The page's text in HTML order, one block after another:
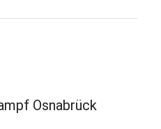
Osnabrück